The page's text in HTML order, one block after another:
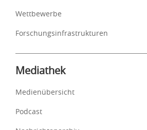
Wettbewerbe
Forschungsinfrastrukturen
Mediathek
Medienübersicht
Podcast